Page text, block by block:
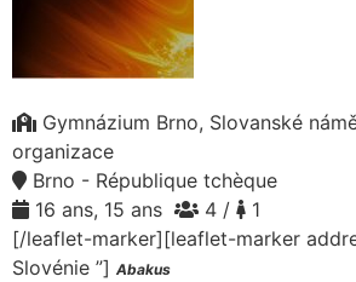
Gymnázium Brno, Slovanské
organizace
Brno - République tchèque
16 ans, 15 ans
4 /
1
[/leaflet-marker][leaflet-marker
Slovénie ”] Abakus